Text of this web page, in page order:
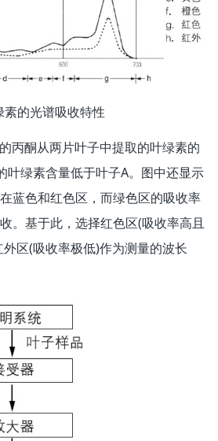
素的光谱吸收特性
丙酮从两片叶子中提取的叶绿素的
叶绿素含量低于叶子A。图中还显示
蓝色和红色区，而绿色区的吸收率
。基于此，选择红色区(吸收率高且
区(吸收率极低)作为测量的波长